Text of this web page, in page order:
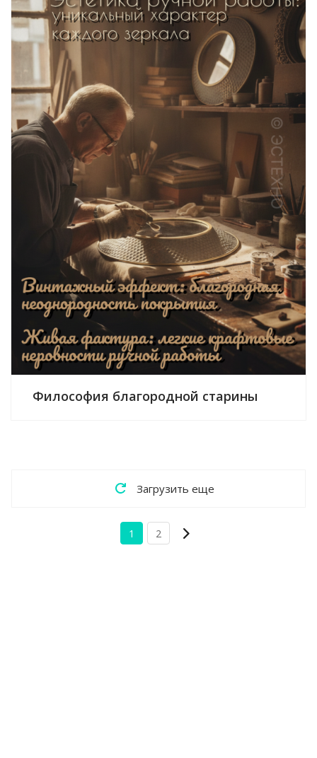
Философия благородной старины
Загрузить еще
1 2